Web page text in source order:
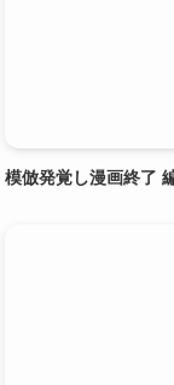
模倣発覚し漫画終了